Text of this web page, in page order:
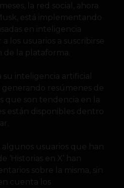
la red social, ahora
está implementando
en inteligencia
los usuarios a suscribirse
de la plataforma.
inteligencia artificial
generando resúmenes de
que son tendencia en la
están disponibles dentro
, algunos usuarios que han
‘Historias en X’ han
sobre la misma, sin
cuenta los